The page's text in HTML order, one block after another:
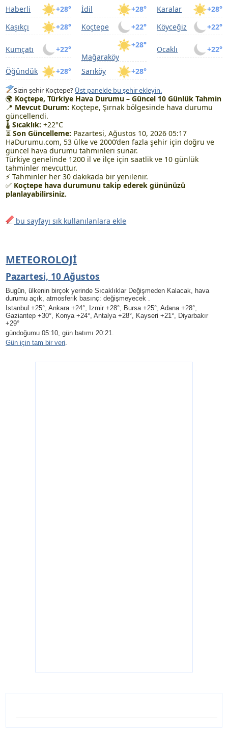
+28°
Haberli +28°
İdil +28°
Karalar
+28°
Kaşıkçı +22°
Koçtepe +22°
Köyceğiz
+22°
Kumçatı
+28°
Mağaraköy
+22°
Ocaklı
+28°
Öğündük +28°
Sarıköy
Sizin şehir Koçtepe? Üst panelde bu şehir ekleyin.
🌍 Koçtepe, Türkiye Hava Durumu – Güncel 10 Günlük Tahmin
📍 Mevcut Durum: Koçtepe, Şırnak bölgesinde hava durumu
güncellendi.
🌡Sıcaklık: +22°C
⏳Son Güncelleme: Pazartesi, Ağustos 10, 2026 05:17
HaDurumu.com, 53 ülke ve 2000’den fazla şehir için doğru ve
güncel hava durumu tahminleri sunar.
Türkiye genelinde 1200 il ve ilçe için saatlik ve 10 günlük
tahminler mevcuttur.
⚡ Tahminler her 30 dakikada bir yenilenir.
✅ Koçtepe hava durumunu takip ederek gününüzü
planlayabilirsiniz.
bu sayfayı sık kullanılanlara ekle
METEOROLOJI
Pazartesi, 10 Ağustos
Bugün, ülkenin birçok yerinde Sıcaklıklar Değişmeden Kalacak, hava
durumu açık, atmosferik basınç: değişmeyecek .
Istanbul +25°, Ankara +24°, Izmir +28°, Bursa +25°, Adana +28°,
Gaziantep +30°, Konya +24°, Antalya +28°, Kayseri +21°, Diyarbakır
+29°
gündoğumu 05:10, gün batımı 20:21.
Gün için tam bir veri.